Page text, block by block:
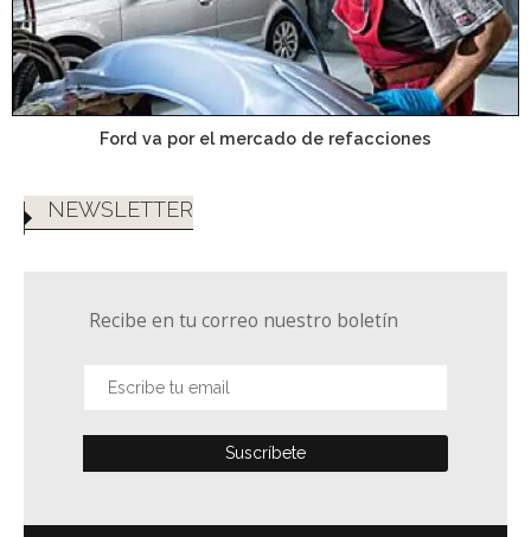
Ford va por el mercado de refacciones
NEWSLETTER
Recibe en tu correo nuestro boletín